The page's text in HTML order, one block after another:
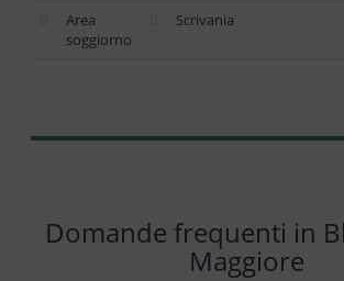
Area
soggiorno
Scrivania
Domande frequenti in
Maggiore